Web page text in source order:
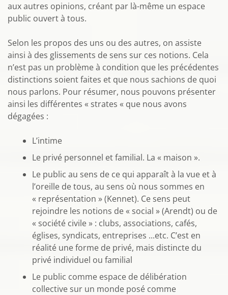
aux autres opinions, créant par là-même un espace
public ouvert à tous.
Selon les propos des uns ou des autres, on assiste
ainsi à des glissements de sens sur ces notions. Cela
n’est pas un problème à condition que les précédentes
distinctions soient faites et que nous sachions de quoi
nous parlons. Pour résumer, nous pouvons présenter
ainsi les différentes « strates « que nous avons
dégagées :
L’intime
Le privé personnel et familial. La « maison ».
Le public au sens de ce qui apparaît à la vue et à
l’oreille de tous, au sens où nous sommes en
« représentation » (Kennet). Ce sens peut
rejoindre les notions de « social » (Arendt) ou de
« société civile » : clubs, associations, cafés,
églises, syndicats, entreprises ...etc. C’est en
réalité une forme de privé, mais distincte du
privé individuel ou familial
Le public comme espace de délibération
collective sur un monde posé comme